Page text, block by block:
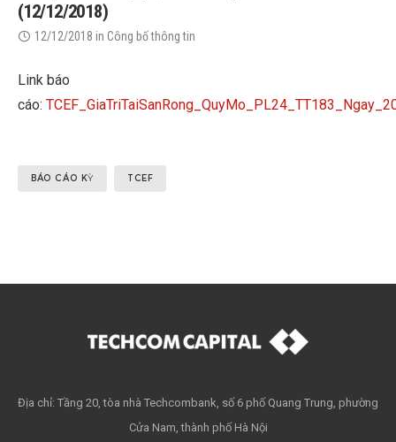
(12/12/2018)
12/12/2018 in Công bố thông tin
Link báo
cáo:
BÁO CÁO KỲ TCEF
Địa chỉ: Tầng 20, tòa nhà Techcombank, số 6 phố Quang Trung, phường
Cửa Nam, thành phố Hà Nội